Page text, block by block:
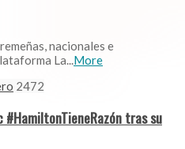
nacionales e
La...More
2472
#HamiltonTieneRazón tras su